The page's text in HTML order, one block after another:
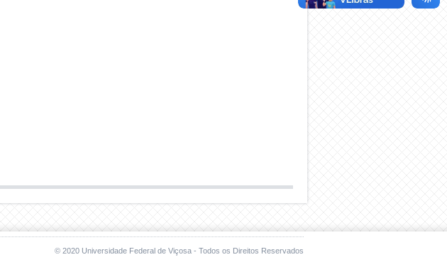
© 2020 Universidade Federal de Viçosa - Todos os Direitos Reservados